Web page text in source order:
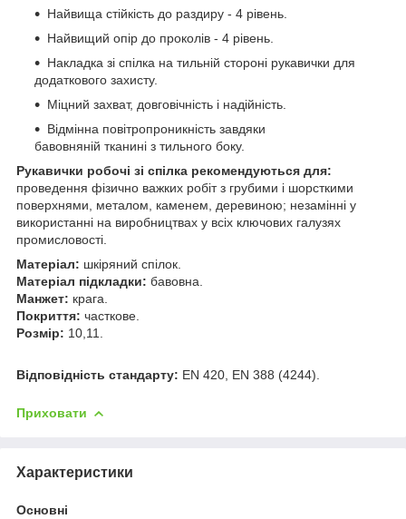
Найвища стійкість до раздиру - 4 рівень.
Найвищий опір до проколів - 4 рівень.
Накладка зі спілка на тильній стороні рукавички для
додаткового захисту.
Міцний захват, довговічність і надійність.
Відмінна повітропроникність завдяки
бавовняній тканині з тильного боку.
Рукавички робочі зі спілка рекомендуються для:
проведення фізично важких робіт з грубими і шорсткими
поверхнями, металом, каменем, деревиною; незамінні у
використанні на виробництвах у всіх ключових галузях
промисловості.
Матеріал: шкіряний спілок.
Матеріал підкладки: бавовна.
Манжет: крага.
Покриття: часткове.
Розмір: 10,11.
Відповідність стандарту: EN 420, EN 388 (4244).
Приховати
Характеристики
Основні